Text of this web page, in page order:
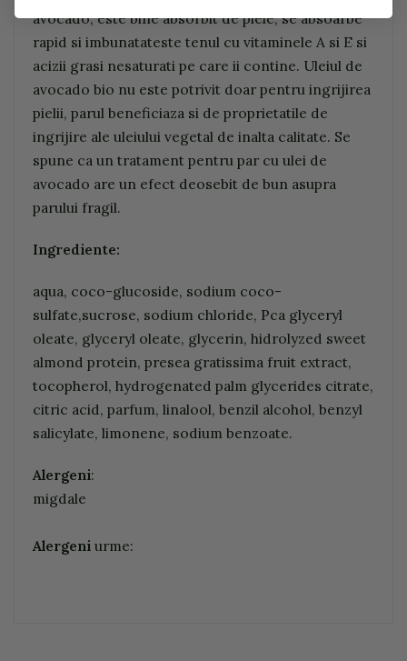
avocado, este bine absorbit de piele, se absoarbe
rapid si imbunatateste tenul cu vitaminele A si E si
acizii grasi nesaturati pe care ii contine. Uleiul de
avocado bio nu este potrivit doar pentru ingrijirea
pielii, parul beneficiaza si de proprietatile de
ingrijire ale uleiului vegetal de inalta calitate. Se
spune ca un tratament pentru par cu ulei de
avocado are un efect deosebit de bun asupra
parului fragil.
Ingrediente:
aqua, coco-glucoside, sodium coco-
sulfate,sucrose, sodium chloride, Pca glyceryl
oleate, glyceryl oleate, glycerin, hidrolyzed sweet
almond protein, presea gratissima fruit extract,
tocopherol, hydrogenated palm glycerides citrate,
citric acid, parfum, linalool, benzil alcohol, benzyl
salicylate, limonene, sodium benzoate.
Alergeni:
migdale
Alergeni urme: